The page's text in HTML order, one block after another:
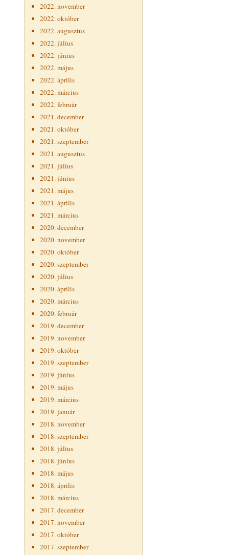
2022. november
2022. október
2022. augusztus
2022. július
2022. június
2022. május
2022. április
2022. március
2022. február
2021. december
2021. október
2021. szeptember
2021. augusztus
2021. július
2021. június
2021. május
2021. április
2021. március
2020. december
2020. november
2020. október
2020. szeptember
2020. július
2020. április
2020. március
2020. február
2019. december
2019. november
2019. október
2019. szeptember
2019. június
2019. május
2019. március
2019. január
2018. november
2018. szeptember
2018. július
2018. június
2018. május
2018. április
2018. március
2017. december
2017. november
2017. október
2017. szeptember